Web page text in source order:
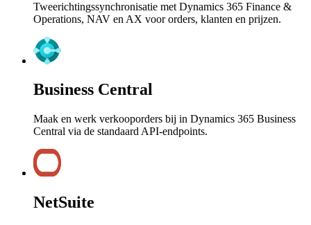
Tweerichtingssynchronisatie met Dynamics 365 Finance &
Operations, NAV en AX voor orders, klanten en prijzen.
Business Central
Maak en werk verkooporders bij in Dynamics 365 Business
Central via de standaard API-endpoints.
NetSuite